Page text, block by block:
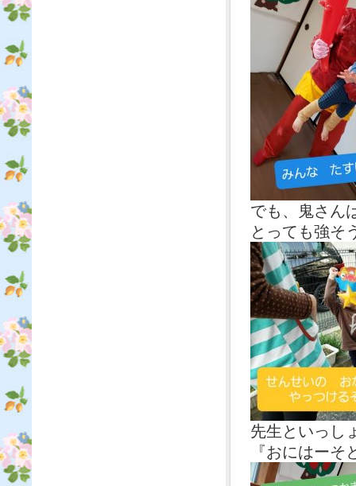
でも、鬼さん
とっても強そ
先生といっし
『おにはーそ